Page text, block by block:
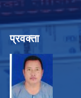
प्रवक्ता